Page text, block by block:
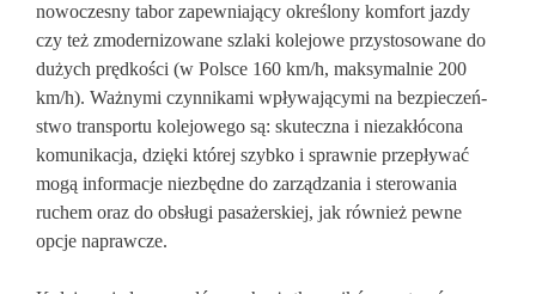
nowoczesny tabor za­pewniający określony komfort jaz­dy
czy też zmodernizowane szlaki kolejowe przysto­sowane do
dużych prędkości (w Polsce 160 km/h, maksymalnie 200
km/h). Ważnymi czynnikami wpływającymi na bezpieczeń­
stwo transportu kolejowego są: skuteczna i niezakłócona
komunikacja, dzięki której szyb­ko i sprawnie przepływać
mogą informa­cje niezbędne do zarządzania i sterowania
ruchem oraz do obsługi pa­sażerskiej, jak również pewne
opcje naprawcze.